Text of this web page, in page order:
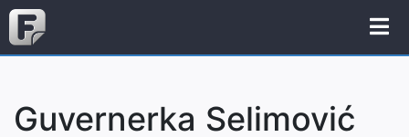
Guvernerka Selimović